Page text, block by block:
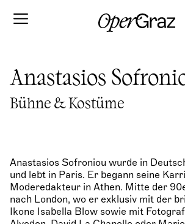
k
i
o
c
Anastasios
Anastasios Sofroniou wurde in
und lebt in Paris. Er begann seine
Moderedakteur in Athen. Mitte der
nach London, wo er exklusiv mit der
Ikone Isabella Blow sowie mit
Bühne & Kostüme